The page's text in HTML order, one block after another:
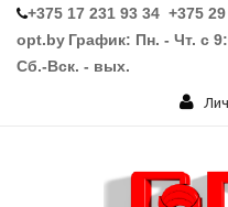
+375 17 231 93 34 +375
opt.by График: Пн. - Чт. с
Сб.-Вск. - вых.